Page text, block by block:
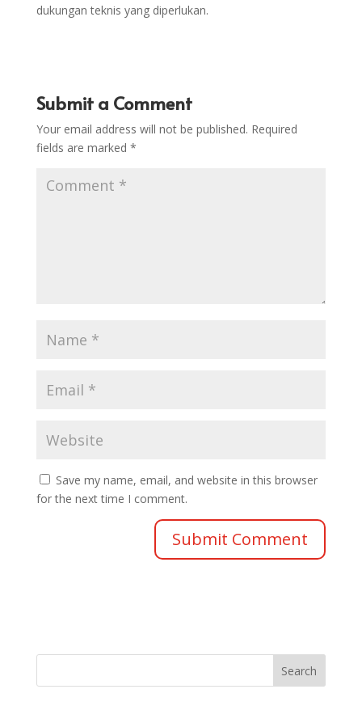
dukungan teknis yang diperlukan.
Submit a Comment
Your email address will not be published. Required
fields are marked *
Save my name, email, and website in this browser
for the next time I comment.
Search